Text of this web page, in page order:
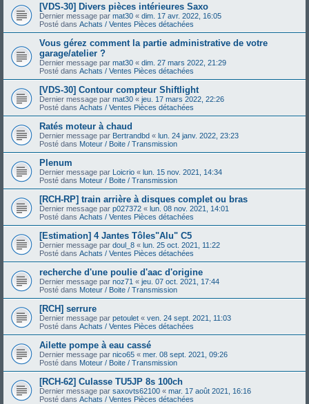
[VDS-30] Divers pièces intérieures Saxo
Dernier message par mat30 « dim. 17 avr. 2022, 16:05
Posté dans Achats / Ventes Pièces détachées
Vous gérez comment la partie administrative de votre
garage/atelier ?
Dernier message par mat30 « dim. 27 mars 2022, 21:29
Posté dans Achats / Ventes Pièces détachées
[VDS-30] Contour compteur Shiftlight
Dernier message par mat30 « jeu. 17 mars 2022, 22:26
Posté dans Achats / Ventes Pièces détachées
Ratés moteur à chaud
Dernier message par Bertrandbd « lun. 24 janv. 2022, 23:23
Posté dans Moteur / Boite / Transmission
Plenum
Dernier message par Loicrio « lun. 15 nov. 2021, 14:34
Posté dans Moteur / Boite / Transmission
[RCH-RP] train arrière à disques complet ou bras
Dernier message par p027372 « lun. 08 nov. 2021, 14:01
Posté dans Achats / Ventes Pièces détachées
[Estimation] 4 Jantes Tôles"Alu" C5
Dernier message par doul_8 « lun. 25 oct. 2021, 11:22
Posté dans Achats / Ventes Pièces détachées
recherche d'une poulie d'aac d'origine
Dernier message par noz71 « jeu. 07 oct. 2021, 17:44
Posté dans Moteur / Boite / Transmission
[RCH] serrure
Dernier message par petoulet « ven. 24 sept. 2021, 11:03
Posté dans Achats / Ventes Pièces détachées
Ailette pompe à eau cassé
Dernier message par nico65 « mer. 08 sept. 2021, 09:26
Posté dans Moteur / Boite / Transmission
[RCH-62] Culasse TU5JP 8s 100ch
Dernier message par saxovts62100 « mar. 17 août 2021, 16:16
Posté dans Achats / Ventes Pièces détachées